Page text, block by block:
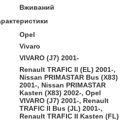
Вживаний
Opel
Vivaro
VIVARO (J7) 2001-
Renault TRAFIC II (EL) 2001-,
Nissan PRIMASTAR Bus (X83)
2001-, Nissan PRIMASTAR
Kasten (X83) 2002-, Opel
VIVARO (J7) 2001-, Renault
TRAFIC II Bus (JL) 2001-,
Renault TRAFIC II Kasten (FL)